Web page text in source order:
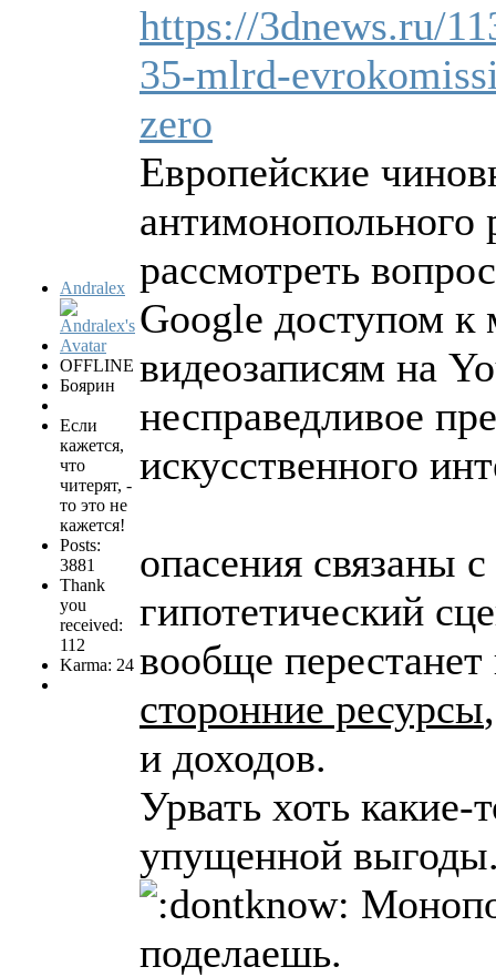
Andralex
OFFLINE
Боярин
Если
кажется,
что
читерят, -
то это не
кажется!
Posts:
3881
Thank
you
received:
112
Karma: 24
https://3dnews.ru/
35-mlrd-
zero
Европейские
антимонопольного
рассмотреть
Google доступом к
видеозаписям на
несправедливое
искусственного
опасения связаны
гипотетический
вообще перестанет
сторонние ресурсы
и доходов.
Урвать хоть
упущенной
поделаешь.